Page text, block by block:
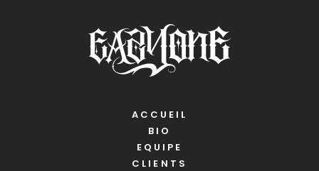
ACCUEIL
BIO
EQUIPE
CLIENTS